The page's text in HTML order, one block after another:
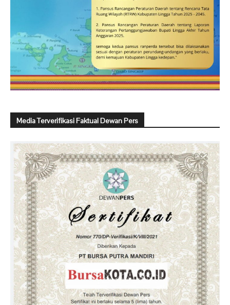
Media Terverifikasi Faktual Dewan Pers